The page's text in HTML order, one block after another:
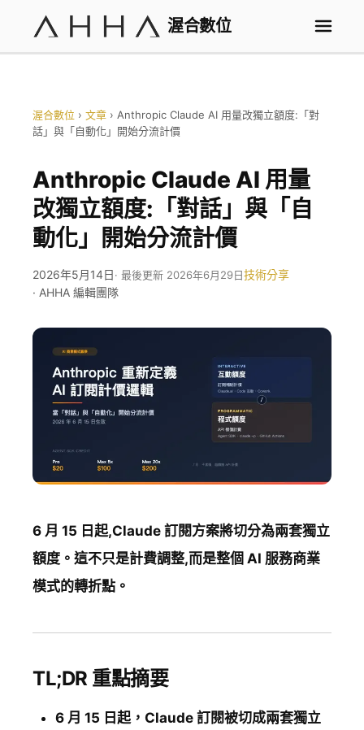
渥合數位
渥合數位 › 文章 › Anthropic Claude AI 用量改獨立額度:「對
話」與「自動化」開始分流計價
Anthropic Claude AI 用量
改獨立額度:「對話」與「自
動化」開始分流計價
2026年5月14日· 最後更新 2026年6月29日技術分享
· AHHA 編輯團隊
6 月 15 日起,Claude 訂閱方案將切分為兩套獨立
額度。這不只是計費調整,而是整個 AI 服務商業
模式的轉折點。
TL;DR 重點摘要
6 月 15 日起，Claude 訂閱被切成兩套獨立